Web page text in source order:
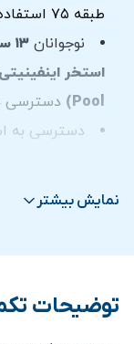
طبقه ۷۵ استفاده کنند.
نوجوانان ۱۳ سال به بالا
Pool)
دسترسی
حداقل هزینه بار
نمایش بیشتر
توضیحات